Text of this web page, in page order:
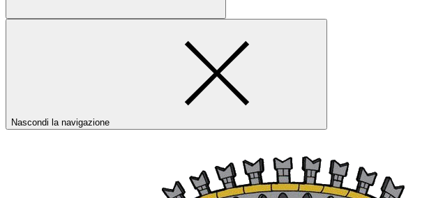
Nascondi la navigazione